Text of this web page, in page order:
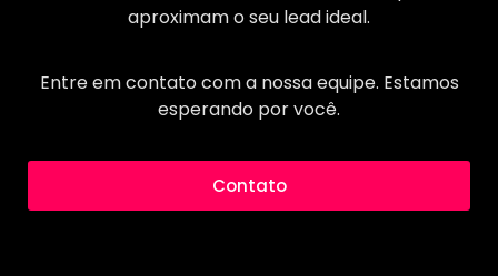
aproximam o seu lead ideal.
Entre em contato com a nossa equipe. Estamos
esperando por você.
Contato